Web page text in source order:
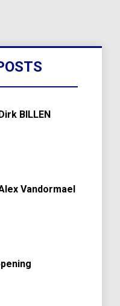
BILLEN
Vandormael